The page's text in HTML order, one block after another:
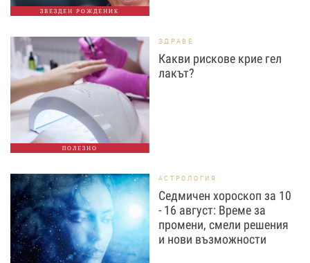
ЗВЕЗДЕН РОЖДЕНИК
ПОЛЕЗНО
ЗДРАВЕ
Какви рискове крие гел
лакът?
АСТРОЛОГИЯ
Седмичен хороскоп за 10
- 16 август: Време за
промени, смели решения
и нови възможности